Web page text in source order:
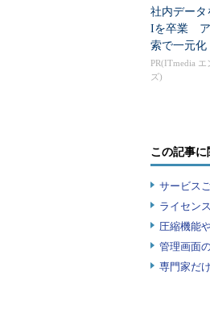
避した
さらに、
トリへデ
のまま
次のコマ
います。
トランザ
# ls -
社内デー
Iを卒業 ア
索で一元化
PR(ITmedia エ
ズ)
この記事に
サービス
ライセン
圧縮機能
管理画面
専門家だ